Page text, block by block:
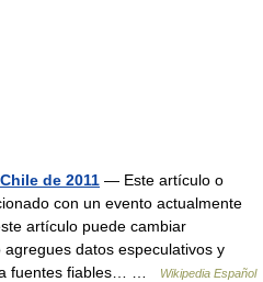
de 2011 — Este artículo o
con un evento actualmente
artículo puede cambiar
datos especulativos y
a fuentes fiables… …
Wikipedia Español